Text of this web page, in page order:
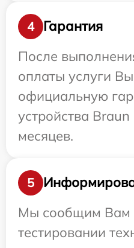
4
Гарантия
После
оплаты услуги
официальную
устройства
месяцев.
5
Мы сообщим Вам
тестировании